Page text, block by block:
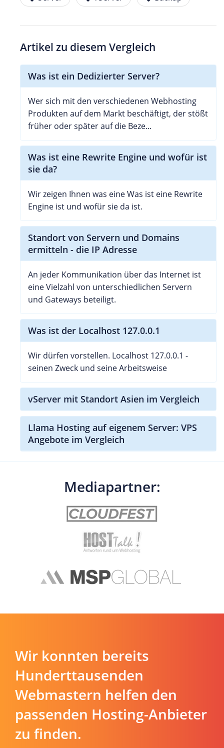
Artikel zu diesem Vergleich
Was ist ein Dedizierter Server?
Wer sich mit den verschiedenen Webhosting
Produkten auf dem Markt beschäftigt, der stößt
früher oder später auf die Beze...
Was ist eine Rewrite Engine und wofür ist
sie da?
Wir zeigen Ihnen was eine Was ist eine Rewrite
Engine ist und wofür sie da ist.
Standort von Servern und Domains
ermitteln - die IP Adresse
An jeder Kommunikation über das Internet ist
eine Vielzahl von unterschiedlichen Servern
und Gateways beteiligt.
Was ist der Localhost 127.0.0.1
Wir dürfen vorstellen. Localhost 127.0.0.1 -
seinen Zweck und seine Arbeitsweise
vServer mit Standort Asien im Vergleich
Llama Hosting auf eigenem Server: VPS
Angebote im Vergleich
Mediapartner:
Wir konnten bereits
Hunderttausenden
Webmastern helfen den
passenden Hosting-Anbieter
zu finden.